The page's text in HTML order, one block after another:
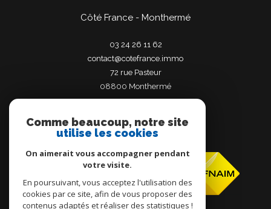
Côté France - Monthermé
03 24 26 11 62
contact@cotefrance.immo
72 rue Pasteur
08800
monthermé
Adhérents
Comme beaucoup, notre site
utilise les cookies
On aimerait vous accompagner pendant
votre visite.
En poursuivant, vous acceptez l'utilisation des
cookies par ce site, afin de vous proposer des
contenus adaptés et réaliser des statistiques !